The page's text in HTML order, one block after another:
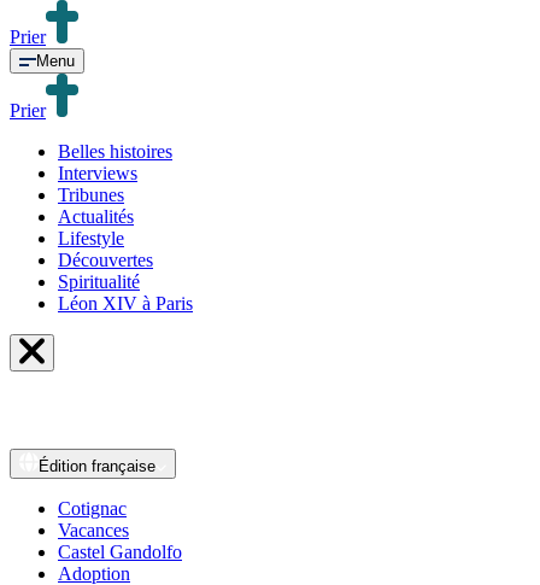
Prier
Menu
Prier
Belles histoires
Interviews
Tribunes
Actualités
Lifestyle
Découvertes
Spiritualité
Léon XIV à Paris
Édition française
Cotignac
Vacances
Castel Gandolfo
Adoption